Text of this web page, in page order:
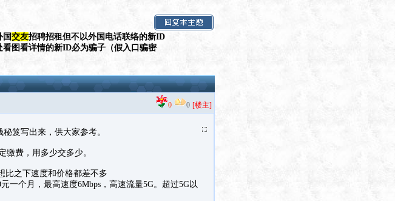
国交友招聘招租但不以外国电话联络的新ID
图看详情的新ID必为骗子（假入口骗密
0 0 [楼主]
笈写出来，供大家参考。
缴费，用多少交多少。
比之下速度和价格都差不多
一个月，最高速度6Mbps，高速流量5G。超过5G以